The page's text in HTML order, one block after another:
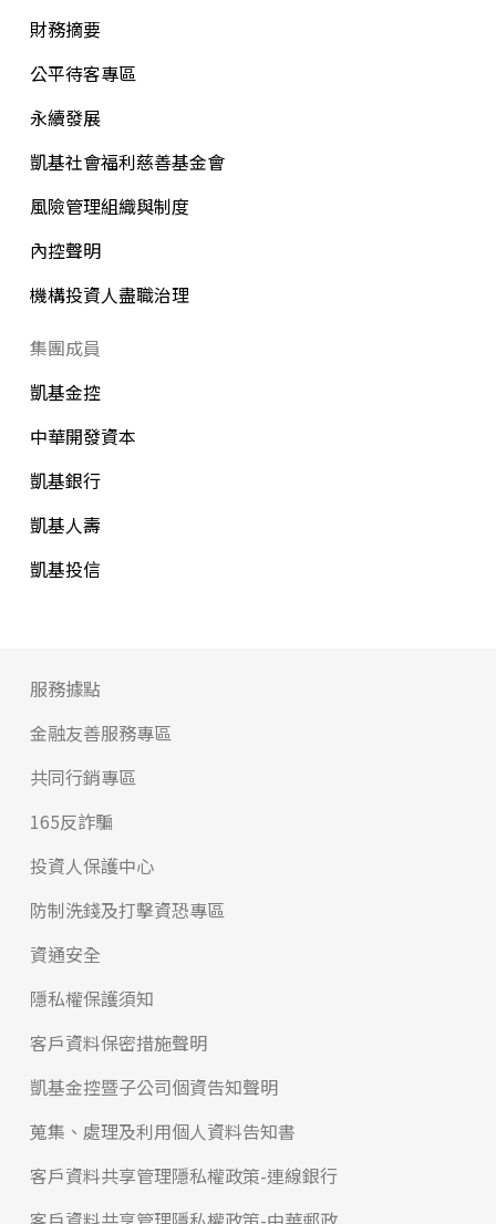
財務摘要
公平待客專區
永續發展
凱基社會福利慈善基金會
風險管理組織與制度
內控聲明
機構投資人盡職治理
集團成員
凱基金控
中華開發資本
凱基銀行
凱基人壽
凱基投信
服務據點
金融友善服務專區
共同行銷專區
165反詐騙
投資人保護中心
防制洗錢及打擊資恐專區
資通安全
隱私權保護須知
客戶資料保密措施聲明
凱基金控暨子公司個資告知聲明
蒐集、處理及利用個人資料告知書
客戶資料共享管理隱私權政策-連線銀行